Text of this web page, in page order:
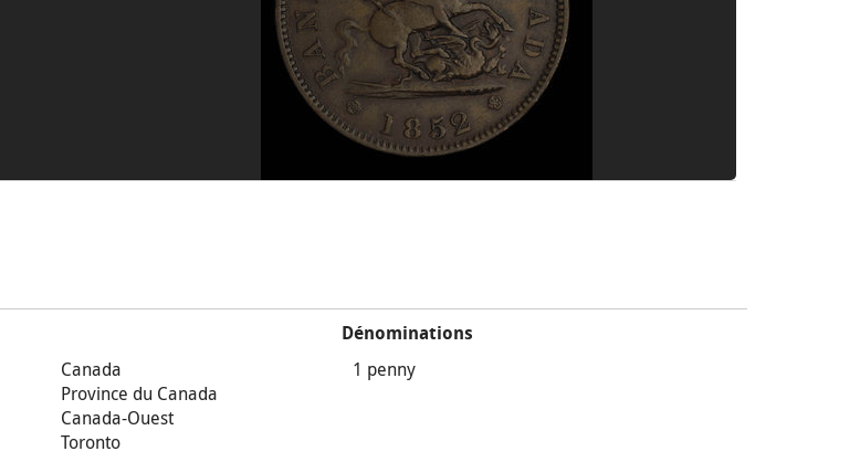
Canada
Province du Canada
Canada-Ouest
Toronto
Dénominations
1 penny